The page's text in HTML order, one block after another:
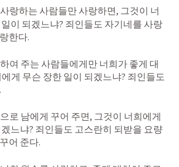
랑하는 사람들만 사랑하면, 그것이 너
이 되겠느냐? 죄인들도 자기네를 사랑
한다.
여 주는 사람들에게만 너희가 좋게 대
게 무슨 장한 일이 되겠느냐? 죄인들도
로 남에게 꾸어 주면, 그것이 너희에게
느냐? 죄인들도 고스란히 되받을 요량
어 준다.